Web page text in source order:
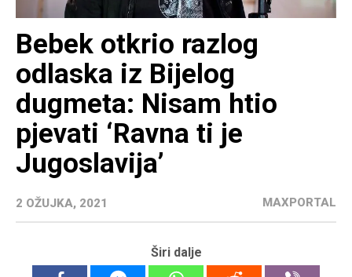
Bebek otkrio razlog
odlaska iz Bijelog
dugmeta: Nisam htio
pjevati ‘Ravna ti je
Jugoslavija’
2 OŽUJKA, 2021 MAXPORTAL
Širi dalje